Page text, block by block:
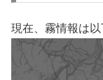
現在、霧情報は以